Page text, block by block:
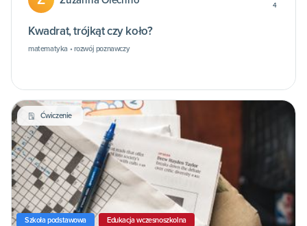
4
Kwadrat, trójkąt czy koło?
matematyka • rozwój poznawczy
Ćwiczenie
Szkoła podstawowa Edukacja wczesnoszkolna